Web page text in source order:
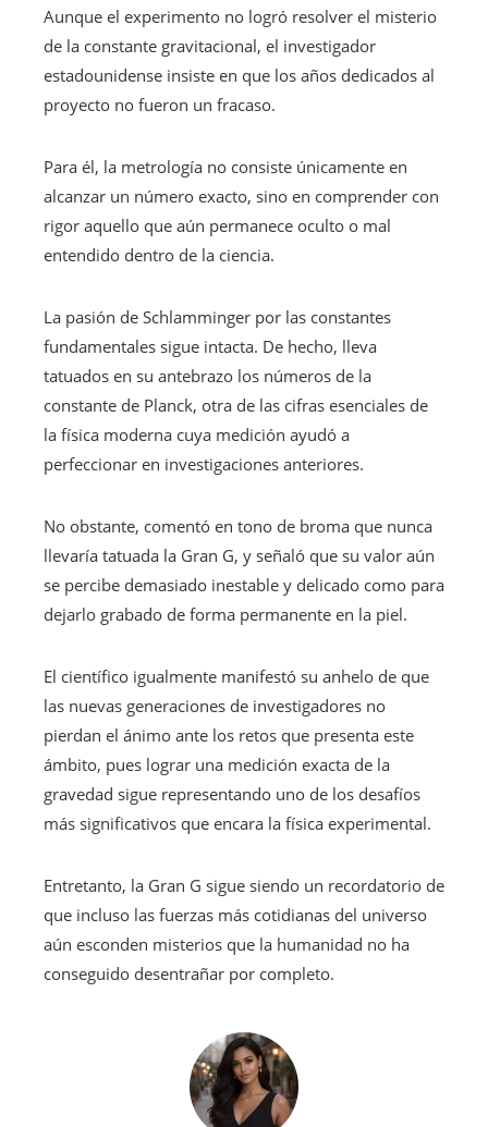
Aunque el experimento no logró resolver el misterio
de la constante gravitacional, el investigador
estadounidense insiste en que los años dedicados al
proyecto no fueron un fracaso.
Para él, la metrología no consiste únicamente en
alcanzar un número exacto, sino en comprender con
rigor aquello que aún permanece oculto o mal
entendido dentro de la ciencia.
La pasión de Schlamminger por las constantes
fundamentales sigue intacta. De hecho, lleva
tatuados en su antebrazo los números de la
constante de Planck, otra de las cifras esenciales de
la física moderna cuya medición ayudó a
perfeccionar en investigaciones anteriores.
No obstante, comentó en tono de broma que nunca
llevaría tatuada la Gran G, y señaló que su valor aún
se percibe demasiado inestable y delicado como para
dejarlo grabado de forma permanente en la piel.
El científico igualmente manifestó su anhelo de que
las nuevas generaciones de investigadores no
pierdan el ánimo ante los retos que presenta este
ámbito, pues lograr una medición exacta de la
gravedad sigue representando uno de los desafíos
más significativos que encara la física experimental.
Entretanto, la Gran G sigue siendo un recordatorio de
que incluso las fuerzas más cotidianas del universo
aún esconden misterios que la humanidad no ha
conseguido desentrañar por completo.